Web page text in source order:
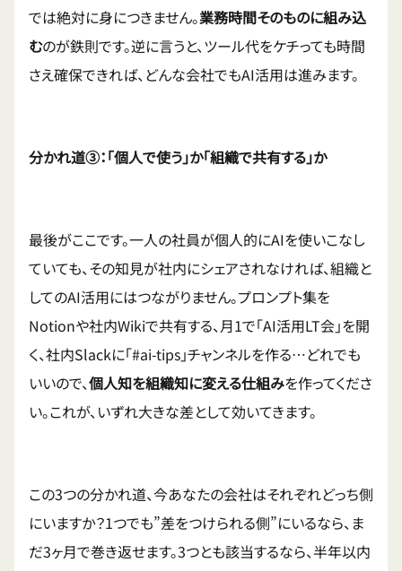
では絶対に身につきません。業務時間そのものに組み込
むのが鉄則です。逆に言うと、ツール代をケチっても時間
さえ確保できれば、どんな会社でもAI活用は進みます。
分かれ道③：「個人で使う」か「組織で共有する」か
最後がここです。一人の社員が個人的にAIを使いこなし
ていても、その知見が社内にシェアされなければ、組織と
してのAI活用にはつながりません。プロンプト集を
Notionや社内Wikiで共有する、月1で「AI活用LT会」を開
く、社内Slackに「#ai-tips」チャンネルを作る…どれでも
いいので、個人知を組織知に変える仕組みを作ってくださ
い。これが、いずれ大きな差として効いてきます。
この3つの分かれ道、今あなたの会社はそれぞれどっち側
にいますか？1つでも”差をつけられる側”にいるなら、ま
だ3ヶ月で巻き返せます。3つとも該当するなら、半年以内